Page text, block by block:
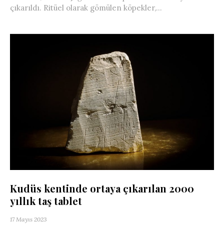
çıkarıldı. Ritüel olarak gömülen köpekler,...
Kudüs kentinde ortaya çıkarılan 2000
yıllık taş tablet
17 Mayıs 2023